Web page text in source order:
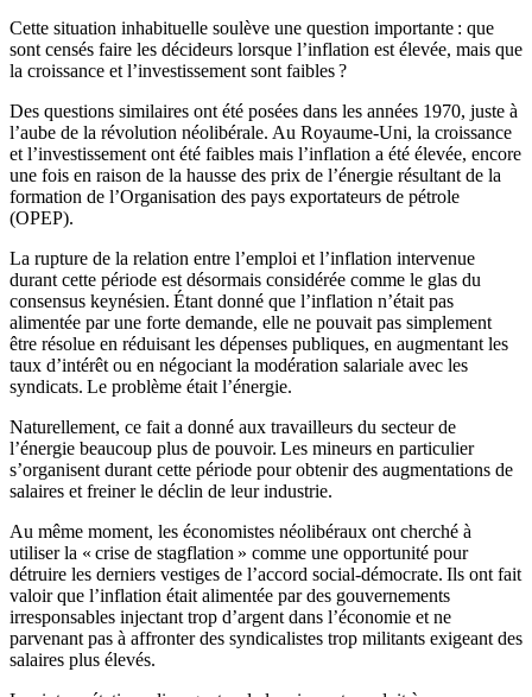
Cette situation inhabituelle soulève une question importante : que
sont censés faire les décideurs lorsque l’inflation est élevée, mais que
la croissance et l’investissement sont faibles ?
Des questions similaires ont été posées dans les années 1970, juste à
l’aube de la révolution néolibérale. Au Royaume-Uni, la croissance
et l’investissement ont été faibles mais l’inflation a été élevée, encore
une fois en raison de la hausse des prix de l’énergie résultant de la
formation de l’Organisation des pays exportateurs de pétrole
(OPEP).
La rupture de la relation entre l’emploi et l’inflation intervenue
durant cette période est désormais considérée comme le glas du
consensus keynésien. Étant donné que l’inflation n’était pas
alimentée par une forte demande, elle ne pouvait pas simplement
être résolue en réduisant les dépenses publiques, en augmentant les
taux d’intérêt ou en négociant la modération salariale avec les
syndicats. Le problème était l’énergie.
Naturellement, ce fait a donné aux travailleurs du secteur de
l’énergie beaucoup plus de pouvoir. Les mineurs en particulier
s’organisent durant cette période pour obtenir des augmentations de
salaires et freiner le déclin de leur industrie.
Au même moment, les économistes néolibéraux ont cherché à
utiliser la « crise de stagflation » comme une opportunité pour
détruire les derniers vestiges de l’accord social-démocrate. Ils ont fait
valoir que l’inflation était alimentée par des gouvernements
irresponsables injectant trop d’argent dans l’économie et ne
parvenant pas à affronter des syndicalistes trop militants exigeant des
salaires plus élevés.